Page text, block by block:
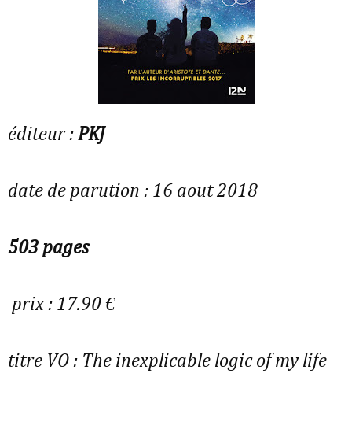
éditeur : PKJ
date de parution : 16 aout 2018
503 pages
prix : 17.90 €
titre VO : The inexplicable logic of my life